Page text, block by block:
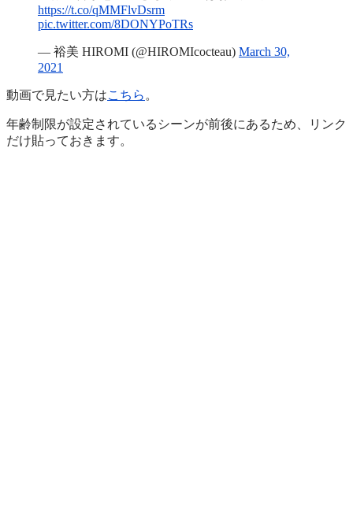
https://t.co/qMMFlvDsrm
pic.twitter.com/8DONYPoTRs
— 裕美 HIROMI (@HIROMIcocteau) March 30,
2021
動画で見たい方はこちら 。
年齢制限が設定されているシーンが前後にあるため、リンク
だけ貼っておきます。